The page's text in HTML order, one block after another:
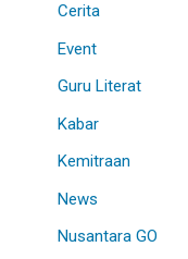
Cerita
Event
Guru Literat
Kabar
Kemitraan
News
Nusantara GO